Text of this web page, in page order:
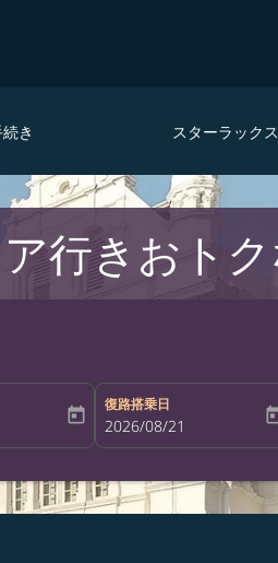
き スターラック
行きおト
date-aria-label
today
復路搭乗日
fc-booking-return-date-
2026/08/21